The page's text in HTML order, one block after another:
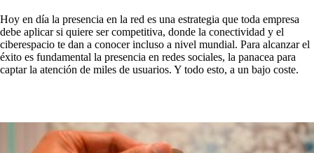
Hoy en día la presencia en la red es una estrategia que toda empresa
debe aplicar si quiere ser competitiva, donde la conectividad y el
ciberespacio te dan a conocer incluso a nivel mundial. Para alcanzar el
éxito es fundamental la presencia en redes sociales, la panacea para
captar la atención de miles de usuarios. Y todo esto, a un bajo coste.